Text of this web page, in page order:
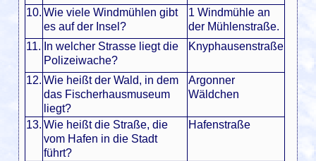
10. Wie viele Windmühlen gibt
es auf der Insel?
1 Windmühle an
der Mühlenstraße.
11. In welcher Strasse liegt die
Polizeiwache?
Knyphausenstraße
12. Wie heißt der Wald, in dem
das Fischerhausmuseum
liegt?
Argonner
Wäldchen
13. Wie heißt die Straße, die
vom Hafen in die Stadt
führt?
Hafenstraße